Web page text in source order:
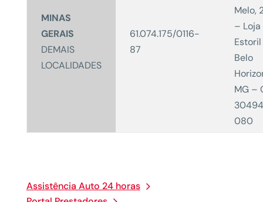
MINAS
GERAIS
DEMAIS
LOCALIDADES
61.074.175/0116-
87
Melo,
–
Belo
MG –
080
Assistência Auto 24 horas